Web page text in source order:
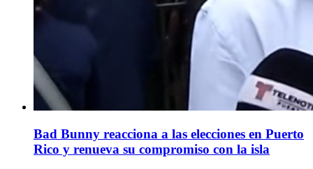
Bad Bunny reacciona a las elecciones en Puerto
Rico y renueva su compromiso con la isla